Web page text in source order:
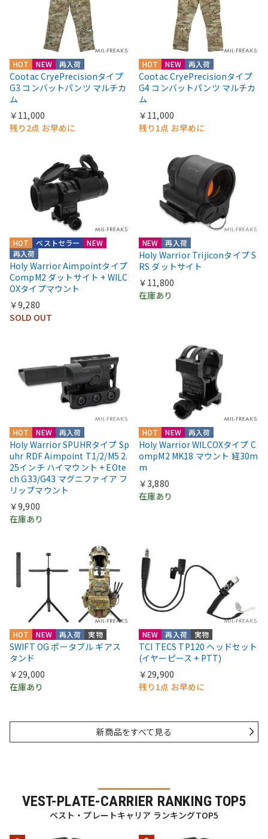
HOT NEW 再入荷
Cootac CryePrecisionタイプ
G3 コンバットパンツ マルチカ
ム
￥11,000
残り2点 お早めに
HOT NEW 再入荷
Cootac CryePrecisionタイプ
G4 コンバットパンツ マルチカ
ム
￥11,000
残り1点 お早めに
HOT
NEW
再入荷
ベストセラー
Holy Warrior Aimpointタイプ
CompM2 ダットサイト + WILC
OXタイプマウント
￥9,280
SOLD OUT
NEW 再入荷
Holy Warrior Trijiconタイプ S
RS ダットサイト
￥11,800
在庫あり
HOT NEW 再入荷
Holy Warrior SPUHRタイプ Sp
uhr RDF Aimpoint T1/2/M5 2.
25インチ ハイマウント + EOte
ch G33/G43 マグニファイア フ
リップマウント
￥9,900
在庫あり
HOT NEW 再入荷
Holy Warrior WILCOXタイプ C
ompM2 MK18 マウント 経30m
m
￥3,880
在庫あり
HOT NEW 再入荷 実物
SWIFT OG ポータブル ギアス
タンド
￥29,000
在庫あり
NEW 再入荷 実物
TCI TECS TP120 ヘッドセット
(イヤーピース + PTT)
￥29,900
残り1点 お早めに
新商品をすべて見る
VEST-PLATE-CARRIER RANKING TOP5
ベスト・プレートキャリア ランキングTOP5